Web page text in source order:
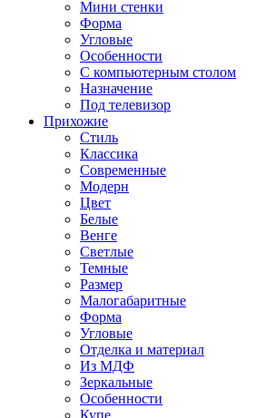
Мини стенки
Форма
Угловые
Особенности
С компьютерным столом
Назначение
Под телевизор
Прихожие
Стиль
Классика
Современные
Модерн
Цвет
Белые
Венге
Светлые
Темные
Размер
Малогабаритные
Форма
Угловые
Отделка и материал
Из МДФ
Зеркальные
Особенности
Купе